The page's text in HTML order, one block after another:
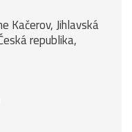
Kačerov, Jihlavská
republika,